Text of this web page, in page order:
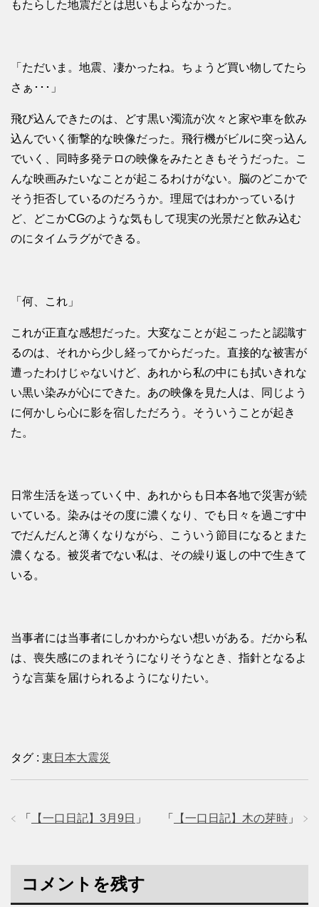
もたらした地震だとは思いもよらなかった。
「ただいま。地震、凄かったね。ちょうど買い物してたら
さぁ･･･」
飛び込んできたのは、どす黒い濁流が次々と家や車を飲み
込んでいく衝撃的な映像だった。飛行機がビルに突っ込ん
でいく、同時多発テロの映像をみたときもそうだった。こ
んな映画みたいなことが起こるわけがない。脳のどこかで
そう拒否しているのだろうか。理屈ではわかっているけ
ど、どこかCGのような気もして現実の光景だと飲み込む
のにタイムラグができる。
「何、これ」
これが正直な感想だった。大変なことが起こったと認識す
るのは、それから少し経ってからだった。直接的な被害が
遭ったわけじゃないけど、あれから私の中にも拭いきれな
い黒い染みが心にできた。あの映像を見た人は、同じよう
に何かしら心に影を宿しただろう。そういうことが起き
た。
日常生活を送っていく中、あれからも日本各地で災害が続
いている。染みはその度に濃くなり、でも日々を過ごす中
でだんだんと薄くなりながら、こういう節目になるとまた
濃くなる。被災者でない私は、その繰り返しの中で生きて
いる。
当事者には当事者にしかわからない想いがある。だから私
は、喪失感にのまれそうになりそうなとき、指針となるよ
うな言葉を届けられるようになりたい。
タグ : 東日本大震災
「 【一口日記】木の芽時 」
「 【一口日記】3月9日 」
コメントを残す